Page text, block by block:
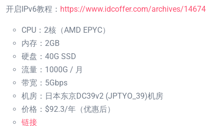
开启IPv6教程： https://www.idcoffer.com/archives/14674
CPU：2核（AMD EPYC）
内存：2GB
硬盘：40G SSD
流量：1000G / 月
带宽：5Gbps
机房：日本东京DC39v2 (JPTYO_39)机房
价格：$92.3/年（优惠后）
链接